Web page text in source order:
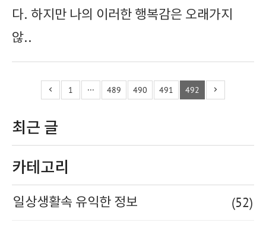
다. 하지만 나의 이러한 행복감은 오래가지
않..
1 ··· 489 490 491 492
최근 글
카테고리
일상생활속 유익한 정보 (52)